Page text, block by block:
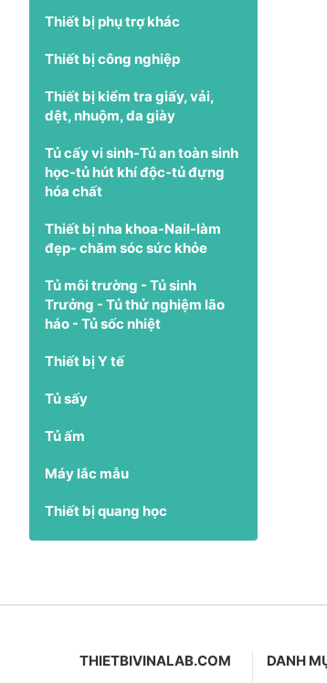
Thiết bị phụ trợ khác
Thiết bị công nghiệp
Thiết bị kiểm tra giấy, vải,
dệt, nhuộm, da giày
Tủ cấy vi sinh-Tủ an toàn sinh
học-tủ hút khí độc-tủ đựng
hóa chất
Thiết bị nha khoa-Nail-làm
đẹp- chăm sóc sức khỏe
Tủ môi trường - Tủ sinh
Trưởng - Tủ thử nghiệm lão
háo - Tủ sốc nhiệt
Thiết bị Y tế
Tủ sấy
Tủ ấm
Máy lắc mẫu
Thiết bị quang học
THIETBIVINALAB.COM DANH